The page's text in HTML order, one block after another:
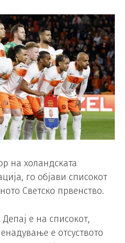
на холандската
го објави списокот
Светско првенство.
е на списокот,
е отсуството